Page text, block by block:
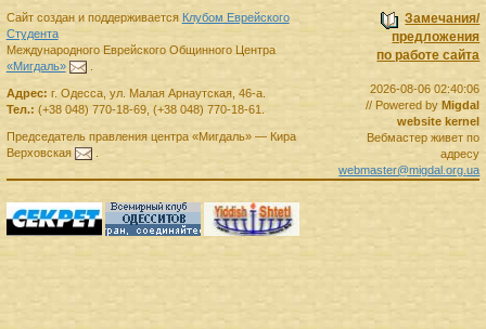
Замечания/
предложения
по работе сайта
2026-08-06 02:40:06
// Powered byMigdal
website kernel
Вебмастер живет по
адресу
webmaster@migdal.org.ua
Сайт создан и поддерживается Клубом Еврейского
Студента
Международного Еврейского Общинного Центра
«Мигдаль»
.
Адрес: г. Одесса, ул. Малая Арнаутская, 46-а.
Тел.: (+38 048) 770-18-69, (+38 048) 770-18-61
Председатель правленияцентра «Мигдаль»— Кира
Верховская
.